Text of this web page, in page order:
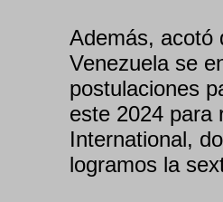
Además, acotó
Venezuela se
postulaciones
este 2024 para
International,
logramos la